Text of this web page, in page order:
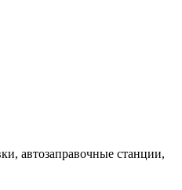
автозаправочные станции,